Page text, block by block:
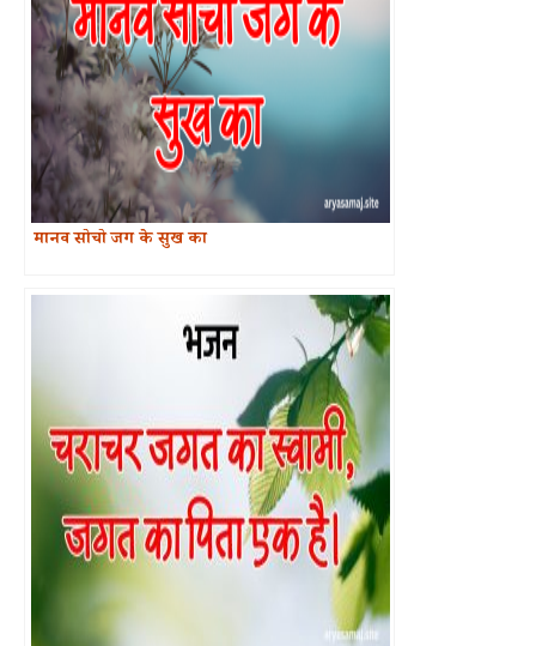
मानव सोचो जग के सुख का